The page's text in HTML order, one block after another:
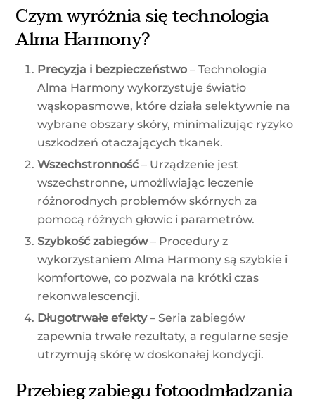
Czym wyróżnia się technologia
Alma Harmony?
Precyzja i bezpieczeństwo – Technologia
Alma Harmony wykorzystuje światło
wąskopasmowe, które działa selektywnie na
wybrane obszary skóry, minimalizując ryzyko
uszkodzeń otaczających tkanek.
Wszechstronność – Urządzenie jest
wszechstronne, umożliwiając leczenie
różnorodnych problemów skórnych za
pomocą różnych głowic i parametrów.
Szybkość zabiegów– Procedury z
wykorzystaniem Alma Harmony są szybkie i
komfortowe, co pozwala na krótki czas
rekonwalescencji.
Długotrwałe efekty– Seria zabiegów
zapewnia trwałe rezultaty, a regularne sesje
utrzymują skórę w doskonałej kondycji.
Przebieg zabiegu fotoodmładzania